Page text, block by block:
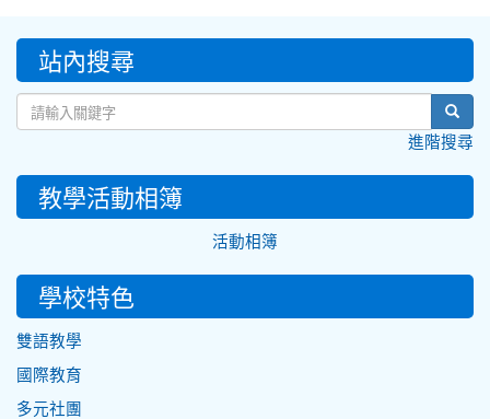
::: 站內搜尋
進階搜尋
教學活動相簿
活動相簿
學校特色
雙語教學
國際教育
多元社團